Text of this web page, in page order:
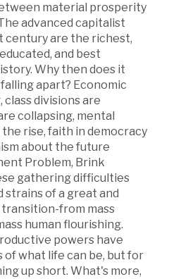
material prosperity
advanced capitalist
century are the richest,
and best
Why then does it
apart? Economic
divisions are
collapsing, mental
rise, faith in democracy
about the future
Problem, Brink
gathering difficulties
of a great and
from mass
human flourishing.
powers have
what life can be, but for
up short. What's more,